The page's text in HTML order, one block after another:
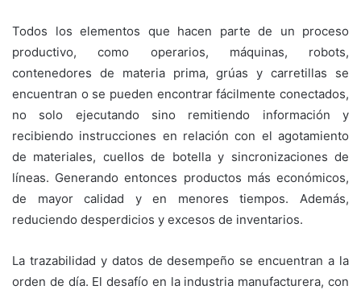
Todos los elementos que hacen parte de un proceso
productivo, como operarios, máquinas, robots,
contenedores de materia prima, grúas y carretillas se
encuentran o se pueden encontrar fácilmente conectados,
no solo ejecutando sino remitiendo información y
recibiendo instrucciones en relación con el agotamiento
de materiales, cuellos de botella y sincronizaciones de
líneas. Generando entonces productos más económicos,
de mayor calidad y en menores tiempos. Además,
reduciendo desperdicios y excesos de inventarios.
La trazabilidad y datos de desempeño se encuentran a la
orden de día. El desafío en la industria manufacturera, con